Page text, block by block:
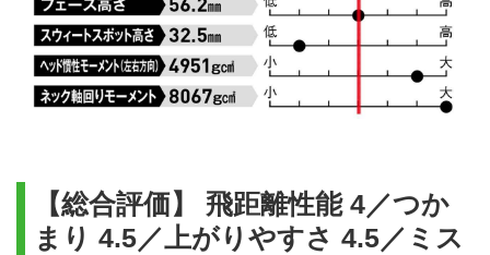
【総合評価】 飛距離性能 4／つか
まり 4.5／上がりやすさ 4.5／ミス